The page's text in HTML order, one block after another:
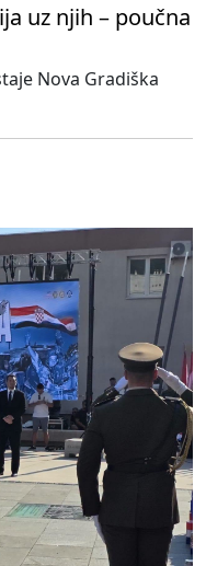
uz njih – poučna
Nova Gradiška